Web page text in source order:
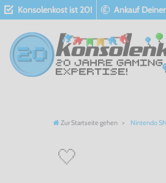
Konsolenkost ist 20! Ankauf
Zur Startseite gehen Nintendo